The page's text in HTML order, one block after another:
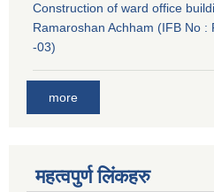
Construction of ward office
Ramaroshan Achham (IFB No :
-03)
more
महत्वपुर्ण लि‌ंकहरु